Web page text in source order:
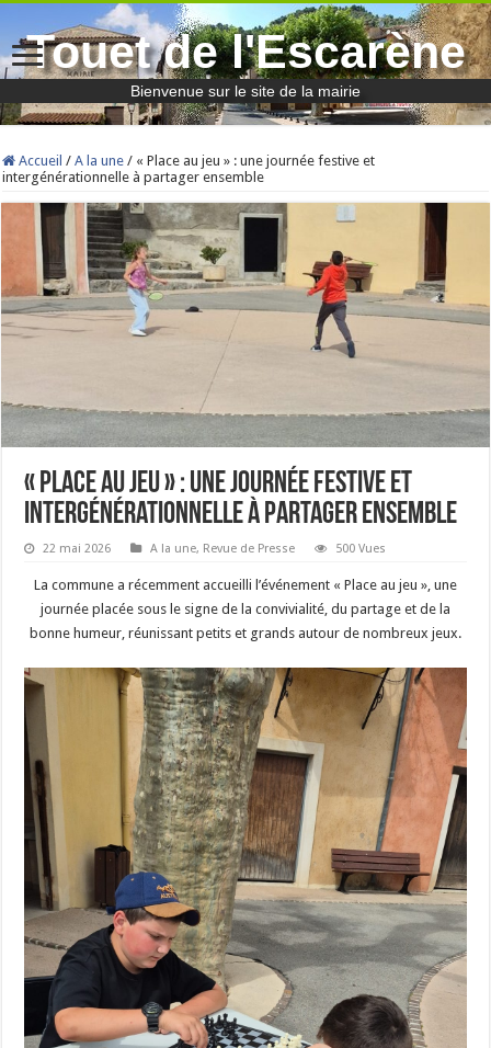
Touet de l'Escarène
Bienvenue sur le site de la mairie
Accueil / A la une / « Place au jeu » : une journée festive et
intergénérationnelle à partager ensemble
« Place au jeu » : une journée festive et
intergénérationnelle à partager ensemble
22 mai 2026 A la une, Revue de Presse 500 Vues
La commune a récemment accueilli l’événement « Place au jeu », une
journée placée sous le signe de la convivialité, du partage et de la
bonne humeur, réunissant petits et grands autour de nombreux jeux.